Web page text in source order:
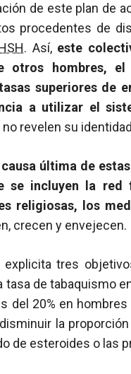
de este plan de
procedentes de
. Así, este
otros hombres,
superiores de
a utilizar el
revelen su
causa última de
se incluyen la
religiosas, los
crecen y envejecen.
explicita tres
tasa de tabaquismo
del 20% en
la
de esteroides o las